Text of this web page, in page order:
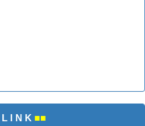
L I N K ■■